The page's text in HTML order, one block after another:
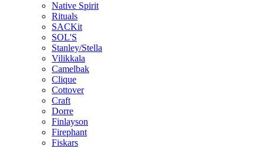
Native Spirit
Rituals
SACKit
SOL'S
Stanley/Stella
Vilikkala
Camelbak
Clique
Cottover
Craft
Dorre
Finlayson
Firephant
Fiskars